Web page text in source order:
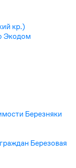
кр.)
Экодом
Березняки
Березовая